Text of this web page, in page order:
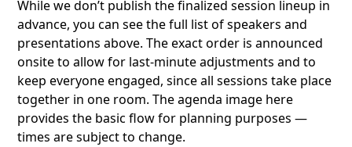
While we don’t publish the finalized session lineup in
advance, you can see the full list of speakers and
presentations above. The exact order is announced
onsite to allow for last-minute adjustments and to
keep everyone engaged, since all sessions take place
together in one room. The agenda image here
provides the basic flow for planning purposes —
times are subject to change.